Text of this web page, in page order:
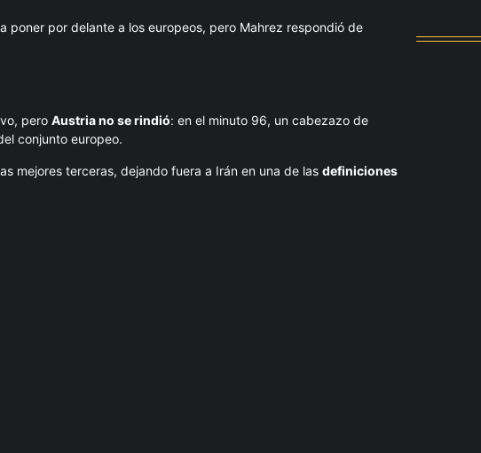
poner por delante a los europeos, pero Mahrez respondió de
pero Austria no se rindió: en el minuto 96, un cabezazo de
conjunto europeo.
mejores terceras, dejando fuera a Irán en una de las definiciones